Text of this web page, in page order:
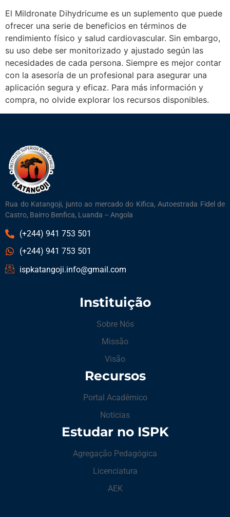
El Mildronate Dihydricume es un suplemento que puede
ofrecer una serie de beneficios en términos de
rendimiento físico y salud cardiovascular. Sin embargo,
su uso debe ser monitorizado y ajustado según las
necesidades de cada persona. Siempre es mejor contar
con la asesoría de un profesional para asegurar una
aplicación segura y eficaz. Para más información y
compra, no olvide explorar los recursos disponibles.
Rua do Katangoji, junto ao mercado do Kifica, Autoestrada Fidel de
Castro, Bairro Benfica, Luanda – Angola
(+244) 941 753 501
(+244) 941 753 501
ispkatangoji.info@gmail.com
Instituição
Sobre Nós
Missão
Visão
Recursos
Portal Acadêmico
Notícias
Estudar no ISPK
Agregação Pedagógica
Licenciatura
AEK